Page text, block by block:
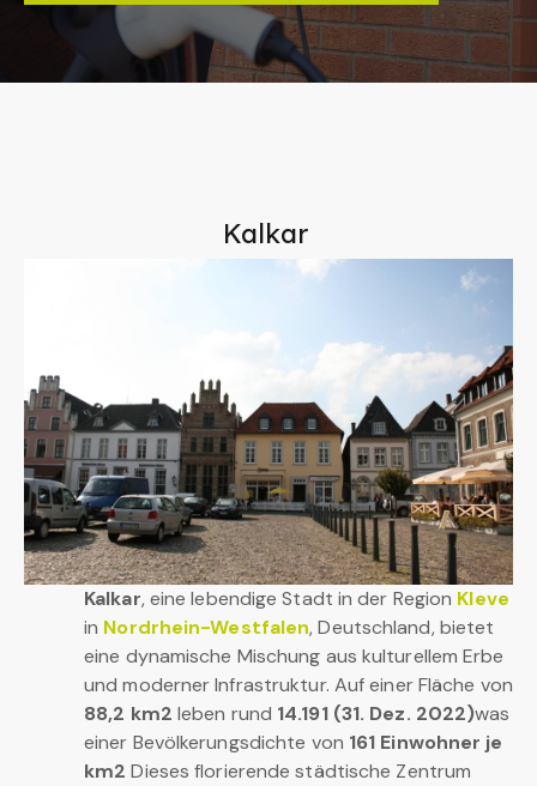
Kalkar
Kalkar, eine lebendige Stadt in der Region Kleve
in Nordrhein-Westfalen, Deutschland, bietet
eine dynamische Mischung aus kulturellem Erbe
und moderner Infrastruktur. Auf einer Fläche von
88,2 km2 leben rund 14.191 (31. Dez. 2022)was
einer Bevölkerungsdichte von 161 Einwohner je
km2 Dieses florierende städtische Zentrum